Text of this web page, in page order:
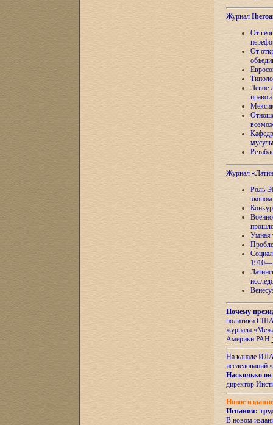
Журнал
От
От
Левое
Журнал
Роль
Умная
Почему
политики США
журнала
Америки РАН
На канале ИЛА
исследований «
Насколько он
директор
Новое
Испания:
В новом